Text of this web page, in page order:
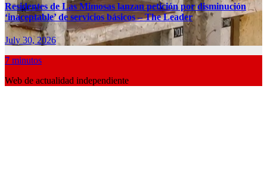
Residentes de Las Mimosas lanzan petición por disminución
‘inaceptable’ de servicios básicos – The Leader
July 30, 2026
7 minutos
Web de actualidad independiente